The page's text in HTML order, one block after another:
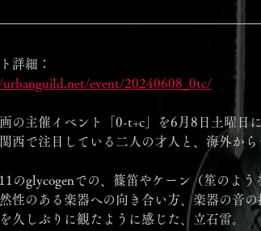
詳細：
event/20240608_0tc/
の主催イベント「0-t+c」を6月8日土曜
西で注目している二人の才人と、海外か
のglycogenでの、篠笛やケーン（笙のよ
性のある楽器への向き合い方、楽器の音
久しぶりに観たように感じた、立石雷。